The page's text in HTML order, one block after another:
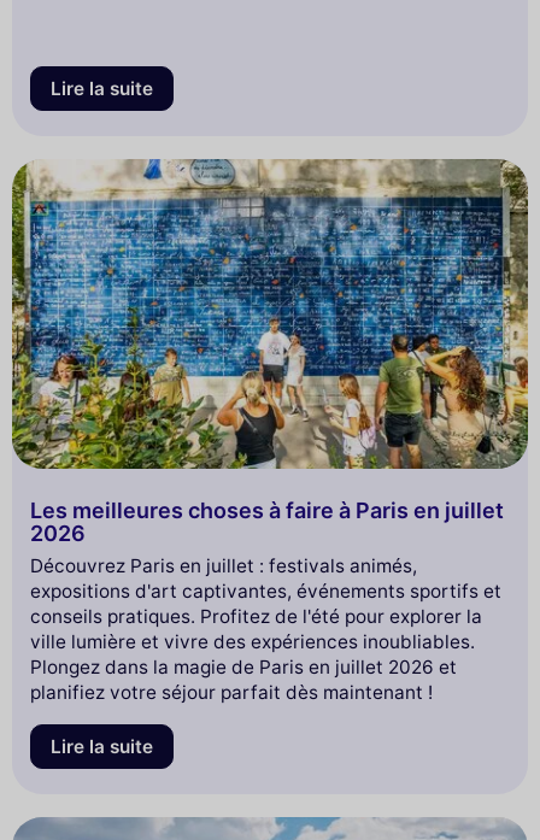
Lire la suite
Les meilleures choses à faire à Paris en juillet
2026
Découvrez Paris en juillet : festivals animés,
expositions d'art captivantes, événements sportifs et
conseils pratiques. Profitez de l'été pour explorer la
ville lumière et vivre des expériences inoubliables.
Plongez dans la magie de Paris en juillet 2026 et
planifiez votre séjour parfait dès maintenant !
Lire la suite